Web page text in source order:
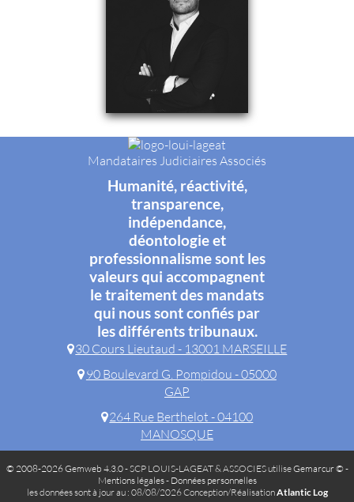
Mandataires Judiciaires Associés
Humanité, réactivité,
transparence,
indépendance,
déontologie et
professionnalisme sont les
valeurs qui accompagnent
le traitement des mandats
qui nous sont confiés par
les différents tribunaux.
30 Cours Lieutaud - 13001 MARSEILLE
90 Boulevard G. Pompidou - 05000
GAP
264 Rue Berthelot - 04100
MANOSQUE
© 2008-2026 Gemweb 4.3.0- SCP LOUIS-LAGEAT & ASSOCIES utiliseGemarcur © -
Mentions légales- Données personnelles
les données sont à jour au : 08/08/2026 Conception/RéalisationAtlantic Log